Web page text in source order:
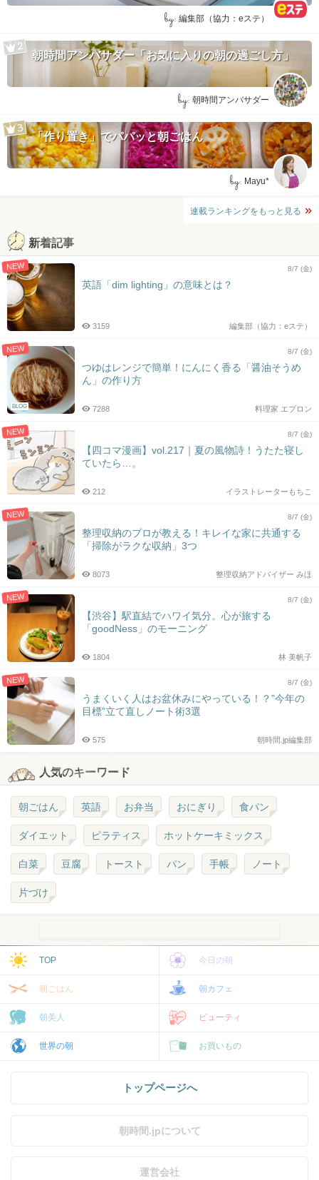
by: 編集部（協力：eステ）
朝時間アンバサダー「お気に入りの朝の過ごし方」
by: 朝時間アンバサダー
「作り置き」でパパッと朝ごはん
by: Mayu*
連載ランキングをもっと見る
新着記事
NEW 8/7 (金)
英語「dim lighting」の意味とは？
編集部（協力：eステ）
3159
NEW
BLOG
8/7 (金)
つゆはレンジで簡単！にんにく香る「醤油そうめ
ん」の作り方
料理家 エプロン
7288
NEW 8/7 (金)
【四コマ漫画】vol.217｜夏の風物詩！うたた寝し
ていたら…。
イラストレーターもちこ
212
NEW 8/7 (金)
整理収納のプロが教える！キレイな家に共通する
「掃除がラクな収納」3つ
整理収納アドバイザー みほ
8073
NEW 8/7 (金)
【渋谷】駅直結でハワイ気分。心が旅する
「goodNess」のモーニング
林 美帆子
1804
NEW 8/7 (金)
うまくいく人はお盆休みにやっている！？”今年の
目標”立て直しノート術3選
朝時間.jp編集部
575
人気のキーワード
朝ごはん 英語 お弁当 おにぎり 食パン
ダイエット ピラティス ホットケーキミックス
白菜 豆腐 トースト パン 手帳 ノート
片づけ
TOP 今日の朝
朝ごはん 朝カフェ
朝美人 ビューティ
世界の朝 お買いもの
トップページへ
朝時間.jpについて
運営会社